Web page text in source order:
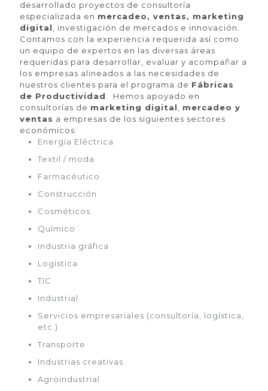
desarrollado proyectos de consultoría
especializada en mercadeo, ventas, marketing
digital, investigación de mercados e innovación.
Contamos con la experiencia requerida así como
un equipo de expertos en las diversas áreas
requeridas para desarrollar, evaluar y acompañar a
los empresas alineados a las necesidades de
nuestros clientes para el programa de Fábricas
de Productividad.
Hemos apoyado en
consultorías de marketing digital, mercadeo y
ventas a empresas de los siguientes sectores
económicos:
Energía Eléctrica
Textil / moda
Farmacéutico
Construcción
Cosméticos
Químico
Industria gráfica
Logística
TIC
Industrial
Servicios empresariales (consultoría, logística,
etc.)
Transporte
Industrias creativas
Agroindustrial